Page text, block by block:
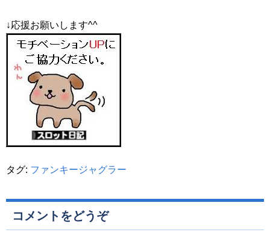
↓応援お願いします^^
タグ: ファンキージャグラー
コメントをどうぞ